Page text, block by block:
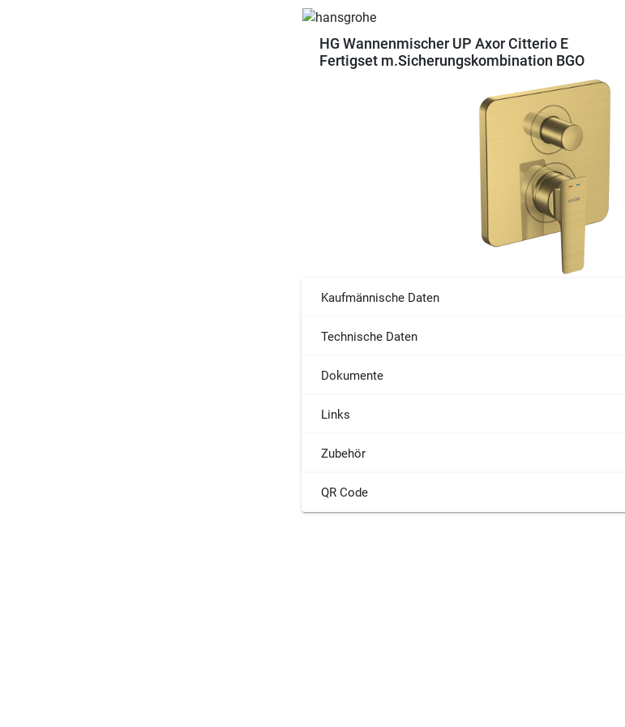
HG Wannenmischer UP Axor Citterio E
Fertigset m.Sicherungskombination BGO
Kaufmännische Daten
Technische Daten
Dokumente
Links
Zubehör
QR Code